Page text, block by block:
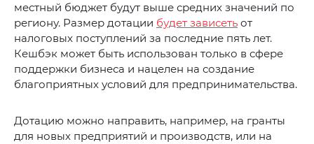
местный бюджет будут выше средних значений по
региону. Размер дотации будет зависеть от
налоговых поступлений за последние пять лет.
Кешбэк может быть использован только в сфере
поддержки бизнеса и нацелен на создание
благоприятных условий для предпринимательства.
Дотацию можно направить, например, на гранты
для новых предприятий и производств, или на